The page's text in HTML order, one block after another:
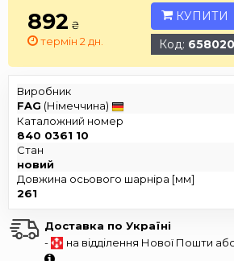
892 ₴
термін 2 дн.
КУПИТИ
Код:
Виробник
FAG (Німеччина)
Каталожний номер
840 0361 10
Стан
новий
Довжина осьового шарніра [мм]
261
Доставка по Україні
-
на відділення Нової Пошти